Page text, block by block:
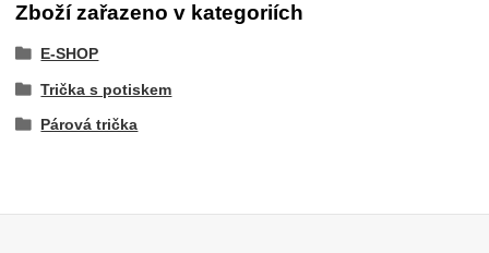
Zboží zařazeno v kategoriích
E-SHOP
Trička s potiskem
Párová trička